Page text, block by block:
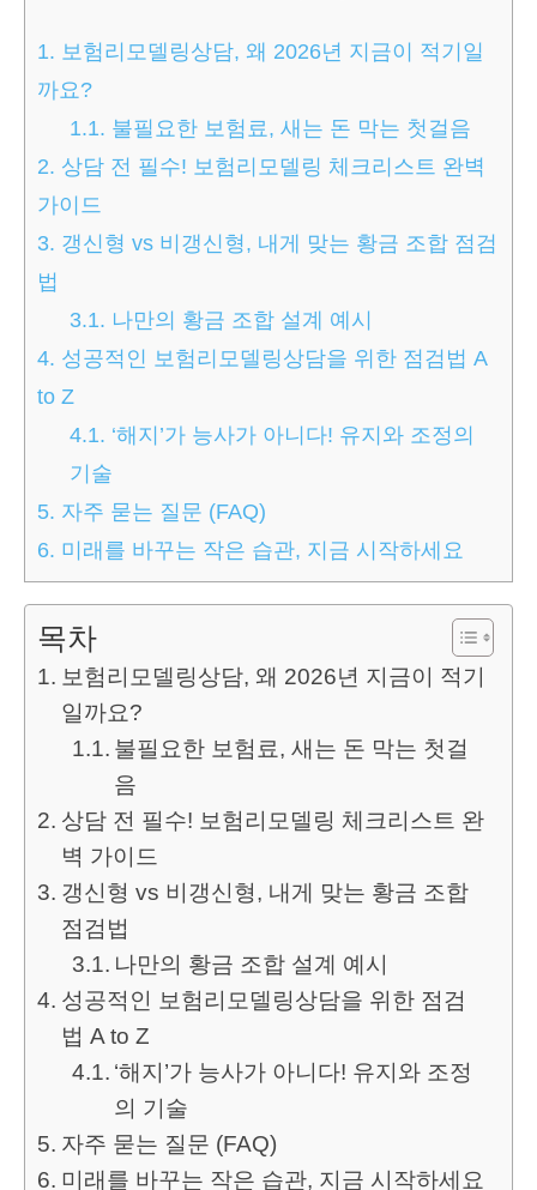
1. 보험리모델링상담, 왜 2026년 지금이 적기일
까요?
1.1. 불필요한 보험료, 새는 돈 막는 첫걸음
2. 상담 전 필수! 보험리모델링 체크리스트 완벽
가이드
3. 갱신형 vs 비갱신형, 내게 맞는 황금 조합 점검
법
3.1. 나만의 황금 조합 설계 예시
4. 성공적인 보험리모델링상담을 위한 점검법 A
to Z
4.1. ‘해지’가 능사가 아니다! 유지와 조정의
기술
5. 자주 묻는 질문 (FAQ)
6. 미래를 바꾸는 작은 습관, 지금 시작하세요
목차
보험리모델링상담, 왜 2026년 지금이 적기
일까요?
불필요한 보험료, 새는 돈 막는 첫걸
음
상담 전 필수! 보험리모델링 체크리스트 완
벽 가이드
갱신형 vs 비갱신형, 내게 맞는 황금 조합
점검법
나만의 황금 조합 설계 예시
성공적인 보험리모델링상담을 위한 점검
법 A to Z
‘해지’가 능사가 아니다! 유지와 조정
의 기술
자주 묻는 질문 (FAQ)
미래를 바꾸는 작은 습관, 지금 시작하세요